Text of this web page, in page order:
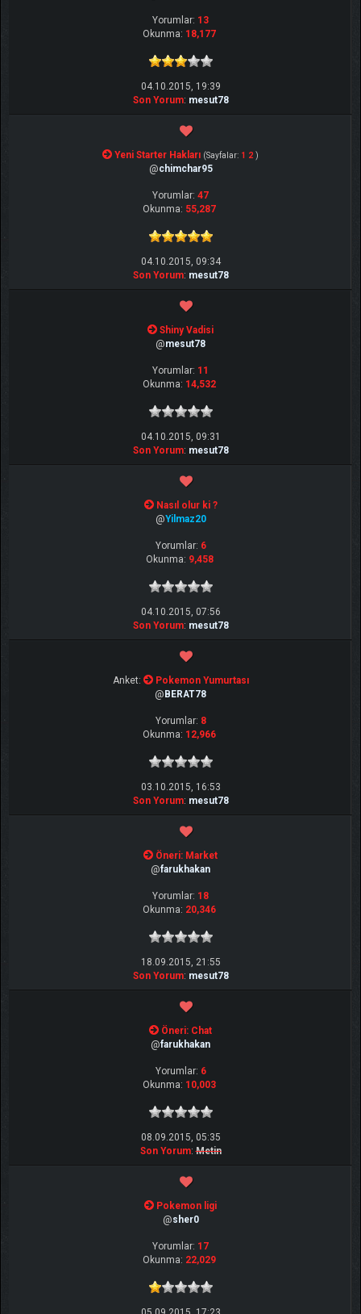
Yorumlar: 13
Okunma: 18,177
04.10.2015, 19:39
Son Yorum: mesut78
Yeni Starter Hakları (Sayfalar: 1 2 )
@chimchar95
Yorumlar: 47
Okunma: 55,287
04.10.2015, 09:34
Son Yorum: mesut78
Shiny Vadisi
@mesut78
Yorumlar: 11
Okunma: 14,532
04.10.2015, 09:31
Son Yorum: mesut78
Nasıl olur ki ?
@Yilmaz20
Yorumlar: 6
Okunma: 9,458
04.10.2015, 07:56
Son Yorum: mesut78
Anket:
Pokemon Yumurtası
@ BERAT78
Yorumlar: 8
Okunma: 12,966
03.10.2015, 16:53
Son Yorum: mesut78
Öneri: Market
@farukhakan
Yorumlar: 18
Okunma: 20,346
18.09.2015, 21:55
Son Yorum: mesut78
Öneri: Chat
@farukhakan
Yorumlar: 6
Okunma: 10,003
08.09.2015, 05:35
Son Yorum:Metin
Pokemon ligi
@sher0
Yorumlar: 17
Okunma: 22,029